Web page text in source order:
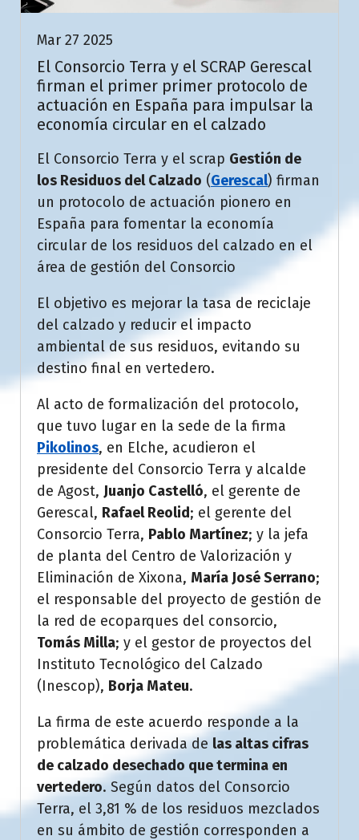
Mar 27 2025
El Consorcio Terra y el SCRAP Gerescal
firman el primer primer protocolo de
actuación en España para impulsar la
economía circular en el calzado
El Consorcio Terra y el scrap Gestión de
los Residuos del Calzado (Gerescal) firman
un protocolo de actuación pionero en
España para fomentar la economía
circular de los residuos del calzado en el
área de gestión del Consorcio
El objetivo es mejorar la tasa de reciclaje
del calzado y reducir el impacto
ambiental de sus residuos, evitando su
destino final en vertedero.
Al acto de formalización del protocolo,
que tuvo lugar en la sede de la firma
Pikolinos, en Elche, acudieron el
presidente del Consorcio Terra y alcalde
de Agost, Juanjo Castelló, el gerente de
Gerescal, Rafael Reolid; el gerente del
Consorcio Terra, Pablo Martínez; y la jefa
de planta del Centro de Valorización y
Eliminación de Xixona, María José Serrano;
el responsable del proyecto de gestión de
la red de ecoparques del consorcio,
Tomás Milla; y el gestor de proyectos del
Instituto Tecnológico del Calzado
(Inescop), Borja Mateu.
La firma de este acuerdo responde a la
problemática derivada de las altas cifras
de calzado desechado que termina en
vertedero. Según datos del Consorcio
Terra, el 3,81 % de los residuos mezclados
en su ámbito de gestión corresponden a